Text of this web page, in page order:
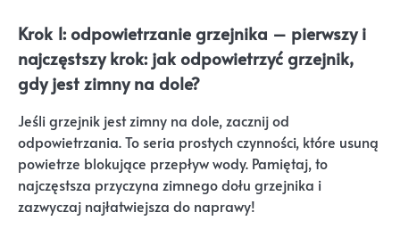
Krok 1: odpowietrzanie grzejnika – pierwszy i
najczęstszy krok: jak odpowietrzyć grzejnik,
gdy jest zimny na dole?
Jeśli grzejnik jest zimny na dole, zacznij od
odpowietrzania. To seria prostych czynności, które usuną
powietrze blokujące przepływ wody. Pamiętaj, to
najczęstsza przyczyna zimnego dołu grzejnika i
zazwyczaj najłatwiejsza do naprawy!